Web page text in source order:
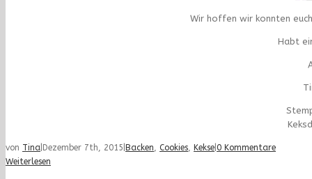
Wir hoffen wir konnten
Habt
von Tina Dezember 7th, 2015 Backen Cookies Kekse 0 Kommentare
Weiterlesen